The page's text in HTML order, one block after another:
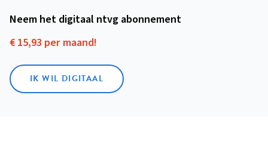
Neem het digitaal ntvg abonnement
€ 15,93 per maand!
IK WIL DIGITAAL